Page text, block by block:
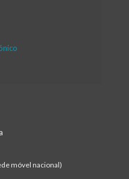
móvel nacional)